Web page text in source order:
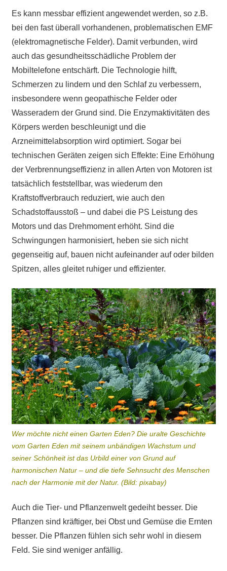
Es kann messbar effizient angewendet werden, so z.B.
bei den fast überall vorhandenen, problematischen EMF
(elektromagnetische Felder). Damit verbunden, wird
auch das gesundheitsschädliche Problem der
Mobiltelefone entschärft. Die Technologie hilft,
Schmerzen zu lindern und den Schlaf zu verbessern,
insbesondere wenn geopathische Felder oder
Wasseradern der Grund sind. Die Enzymaktivitäten des
Körpers werden beschleunigt und die
Arzneimittelabsorption wird optimiert. Sogar bei
technischen Geräten zeigen sich Effekte: Eine Erhöhung
der Verbrennungseffizienz in allen Arten von Motoren ist
tatsächlich feststellbar, was wiederum den
Kraftstoffverbrauch reduziert, wie auch den
Schadstoffausstoß – und dabei die PS Leistung des
Motors und das Drehmoment erhöht. Sind die
Schwingungen harmonisiert, heben sie sich nicht
gegenseitig auf, bauen nicht aufeinander auf oder bilden
Spitzen, alles gleitet ruhiger und effizienter.
Wer möchte nicht einen Garten Eden? Die uralte Geschichte
vom Garten Eden mit seinem unbändigen Wachstum und
seiner Schönheit ist das Urbild einer von Grund auf
harmonischen Natur – und die tiefe Sehnsucht des Menschen
nach der Harmonie mit der Natur. (Bild: pixabay)
Auch die Tier- und Pflanzenwelt gedeiht besser. Die
Pflanzen sind kräftiger, bei Obst und Gemüse die Ernten
besser. Die Pflanzen fühlen sich sehr wohl in diesem
Feld. Sie sind weniger anfällig.